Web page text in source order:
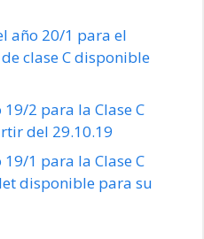
año 20/1 para el
clase C disponible
2 para la Clase C
del 29.10.19
1 para la Clase C
disponible para su